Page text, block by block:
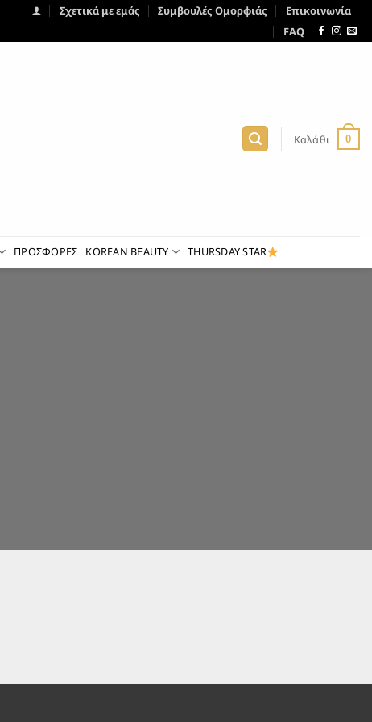
Σχετικά με εμάς Συμβουλές Ομορφιάς
Επικοινωνία
FAQ
Καλάθι 0
ΠΡΟΣΦΟΡΕΣ KOREAN BEAUTY THURSDAY STAR